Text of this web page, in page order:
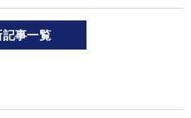
事一覧